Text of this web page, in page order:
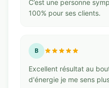
C’est une personne
100% pour ses clients.
B
Excellent résultat au
d'énergie je me sens